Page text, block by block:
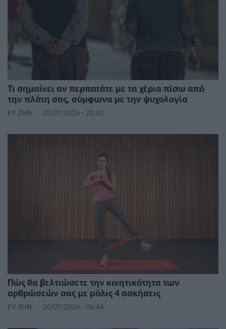
Τι σημαίνει αν περπατάτε με τα χέρια πίσω από
την πλάτη σας, σύμφωνα με την ψυχολογία
ΕΥ ΖΗΝ 20/07/2026 - 20:01
Πώς θα βελτιώσετε την κινητικότητα των
αρθρώσεών σας με μόλις 4 ασκήσεις
ΕΥ ΖΗΝ 20/07/2026 - 06:44